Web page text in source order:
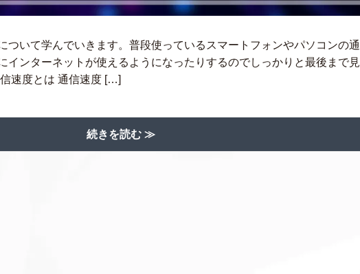
ついて学んでいきます。普段使っているスマートフォンやパソコンの通
インターネットが使えるようになったりするのでしっかりと最後まで見
速度とは 通信速度 […]
続きを読む ≫